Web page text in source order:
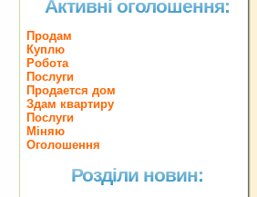
Активні оголошення:
Продам
Куплю
Робота
Послуги
Продается дом
Здам квартиру
Послуги
Міняю
Оголошення
Розділи новин: